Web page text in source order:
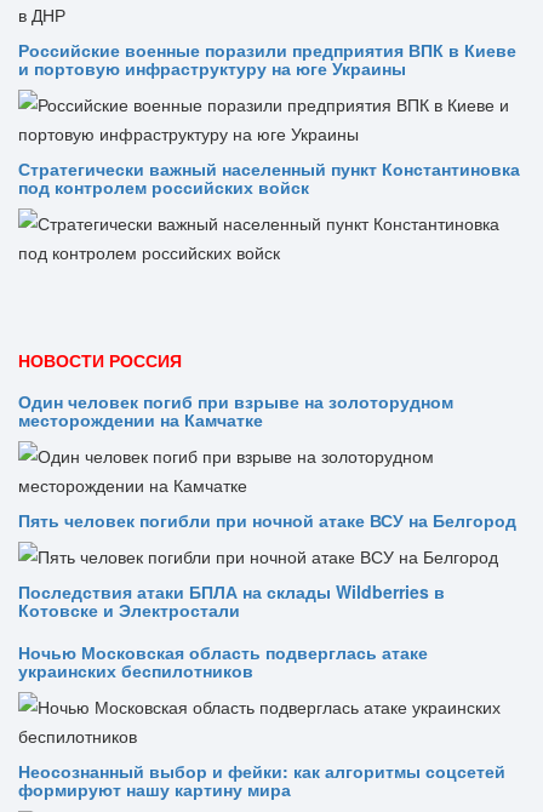
Российские военные поразили предприятия ВПК в Киеве
и портовую инфраструктуру на юге Украины
Стратегически важный населенный пункт Константиновка
под контролем российских войск
НОВОСТИ РОССИЯ
Один человек погиб при взрыве на золоторудном
месторождении на Камчатке
Пять человек погибли при ночной атаке ВСУ на Белгород
Последствия атаки БПЛА на склады Wildberries в
Котовске и Электростали
Ночью Московская область подверглась атаке
украинских беспилотников
Неосознанный выбор и фейки: как алгоритмы соцсетей
формируют нашу картину мира